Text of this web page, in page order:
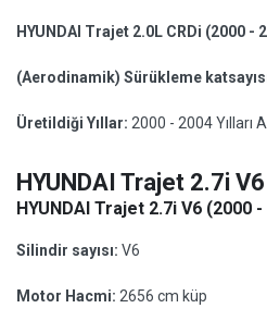
HYUNDAI Trajet 2.0L CRDi (2000 -
(Aerodinamik) Sürükleme
Üretildiği Yıllar: 2000 - 2004 Yılları
HYUNDAI Trajet 2.7i
HYUNDAI Trajet 2.7i V6
Silindir sayısı: V6
Motor Hacmi: 2656 cm küp